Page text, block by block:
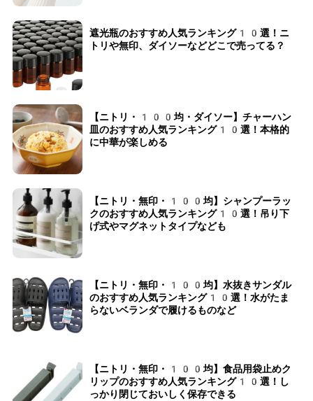
遮光瓶のおすすめ人気ランキング10選！ニ
トリや無印、ダイソーなどどこで売ってる？
【ニトリ・100均・ダイソー】チャーハン
皿のおすすめ人気ランキング10選！本格的
に中華が楽しめる
【ニトリ・無印・100均】シャンプーラッ
クのおすすめ人気ランキング10選！吊り下
げ式やマグネットタイプなども
【ニトリ・無印・100均】水抜きサンダル
のおすすめ人気ランキング10選！水がたま
らないベランダで履けるものなど
【ニトリ・無印・100均】食品用袋止めク
リップのおすすめ人気ランキング10選！し
っかり閉じておいしく保存できる